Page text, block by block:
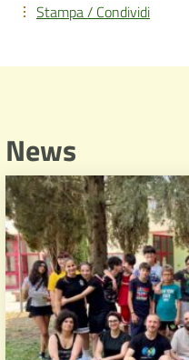
Stampa / Condividi
News